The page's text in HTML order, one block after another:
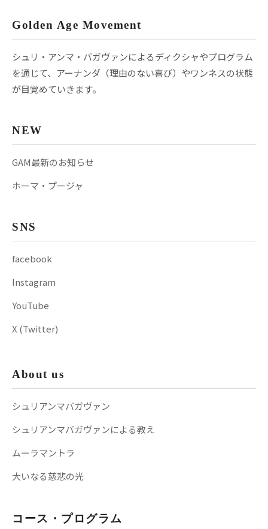
Golden Age Movement
シュリ・アンマ・バガヴァンによるディクシャやプログラム
を通じて、アーナンダ（理由のない喜び）やワンネスの状態
が目覚めていきます。
NEW
GAM最新のお知らせ
ホーマ・プージャ
SNS
facebook
Instagram
YouTube
X (Twitter)
About us
シュリアンマバガヴァン
シュリアンマバガヴァンによる教え
ムーラマントラ
大いなる慈悲の光
コース・プログラム